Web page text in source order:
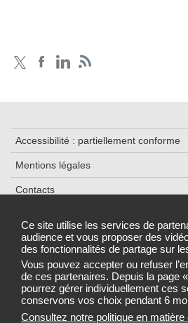
Ce site utilise les services de
audience et vous proposer des
des fonctionnalités de partage sur
Vous pouvez accepter ou refuser
de ces partenaires. Depuis la page
pourrez gérer individuellement ces
conservons vos choix pendant 6
Consultez notre politique en
Accessibilité : partiellement conforme
Mentions légales
Contacts
Traitement de données
Gestion des cookies